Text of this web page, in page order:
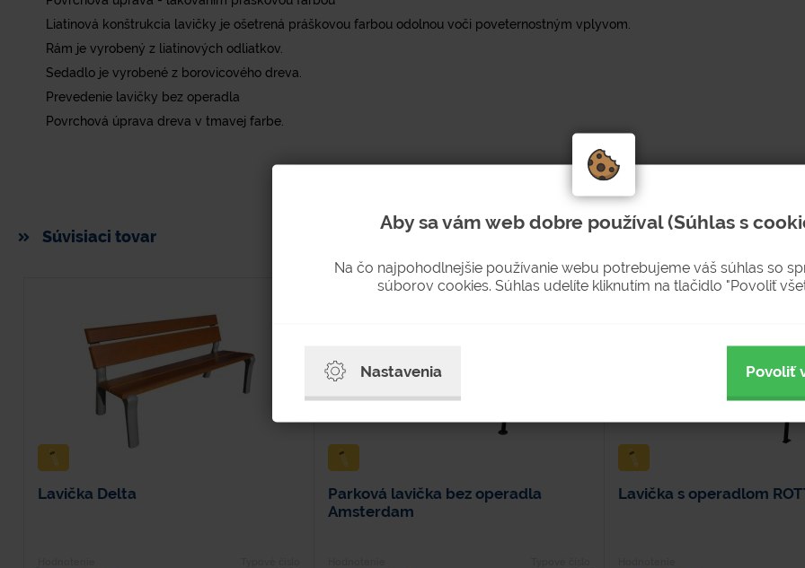
Liatinová konštrukcia lavičky je ošetrená práškovou farbou odolnou voči poveternostným vplyvom.
Rám je vyrobený z liatinových odliatkov.
Sedadlo je vyrobené z borovicového dreva.
Prevedenie lavičky bez operadla
Povrchová úprava dreva v tmavej farbe.
Súvisiaci tovar
Lavička Delta
Parková lavička bez operadla
Amsterdam
Lavička s operadlom
Aby sa vám web dobre používal (Súhlas s
Na čo najpohodlnejšie používanie webu potrebujeme váš súhlas so
súborov cookies. Súhlas udelíte kliknutím na tlačidlo "Povoliť
Nastavenia Povoliť